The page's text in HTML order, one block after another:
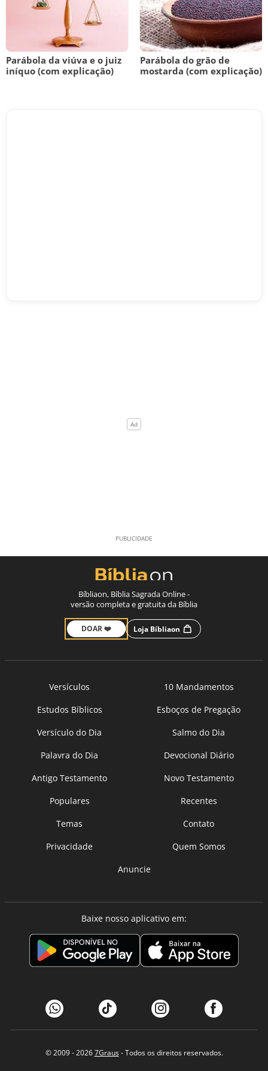
Parábola da viúva e o juiz
iníquo (com explicação)
Parábola do grão de
mostarda (com explicação)
Bíbliaon, Bíblia Sagrada Online -
versão completa e gratuita da Bíblia
DOAR ❤️ Loja Bíbliaon
Versículos
10 Mandamentos
Estudos Bíblicos
Esboços de Pregação
Versículo do Dia
Salmo do Dia
Palavra do Dia
Devocional Diário
Antigo Testamento
Novo Testamento
Populares
Recentes
Temas
Contato
Privacidade
Quem Somos
Anuncie
Baixe nosso aplicativo em:
© 2009 - 20267Graus- Todos os direitos reservados.